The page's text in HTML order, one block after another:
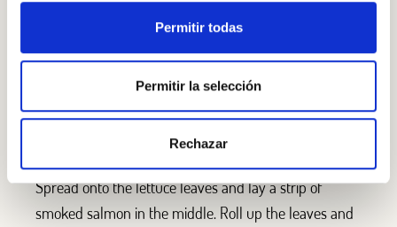
Permitir todas
Permitir la selección
Rechazar
Separate the lettuce leaves and wash and dry well.
Cut out the ribs if they are tough. Mix the mascarpone
Spread onto the lettuce leaves and lay a strip of
smoked salmon in the middle. Roll up the leaves and